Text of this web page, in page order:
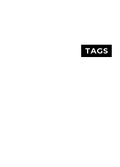
TAGS